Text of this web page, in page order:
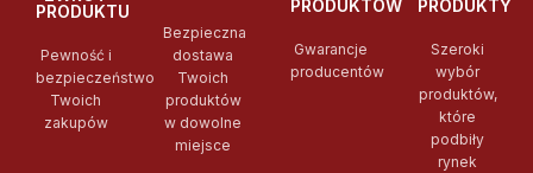
PRODUKTU
Pewność i
bezpieczeństwo
Twoich
zakupów
Bezpieczna
dostawa
Twoich
produktów
w dowolne
miejsce
PRODUKTÓW
Gwarancje
producentów
PRODUKTY
Szeroki
wybór
produktów,
które
podbiły
rynek